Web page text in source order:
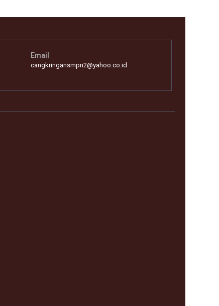
Email
cangkringansmpn2@yahoo.co.id